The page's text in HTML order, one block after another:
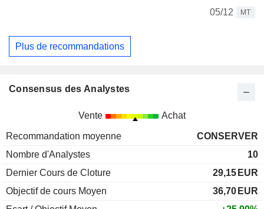
05/12
MT
Plus de recommandations
Consensus des Analystes
Vente Achat
Recommandation moyenne
CONSERVER
Nombre d'Analystes
10
Dernier Cours de Cloture
29,15 EUR
Objectif de cours Moyen
36,70 EUR